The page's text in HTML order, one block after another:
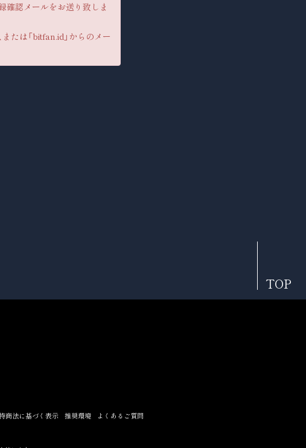
確認メールをお送り致しま
たは「bitfan.id」からのメー
TOP
商法に基づく表示 推奨環境 よくあるご質問